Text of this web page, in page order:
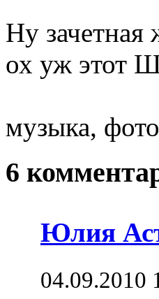
Ну
ох уж этот
музыка, фото
6
Юлия
04.09.2010